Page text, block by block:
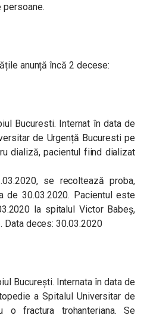
anunță încă 2 decese:
Bucuresti. Internat în data de
de Urgență Bucuresti pe
dializă, pacientul fiind dializat
se recoltează proba,
30.03.2020. Pacientul este
la spitalul Victor Babeș,
deces: 30.03.2020
București. Internata în data de
a Spitalul Universitar de
o fractura trohanteriana. Se